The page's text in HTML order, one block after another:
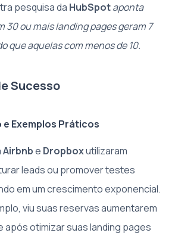
pesquisa da HubSpotaponta
30 ou mais landing pages geram 7
que aquelas com menos de 10.
Sucesso
e Exemplos Práticos
Airbnbe Dropboxutilizaram
leads ou promover testes
em um crescimento exponencial.
viu suas reservas aumentarem
otimizar suas landing pages